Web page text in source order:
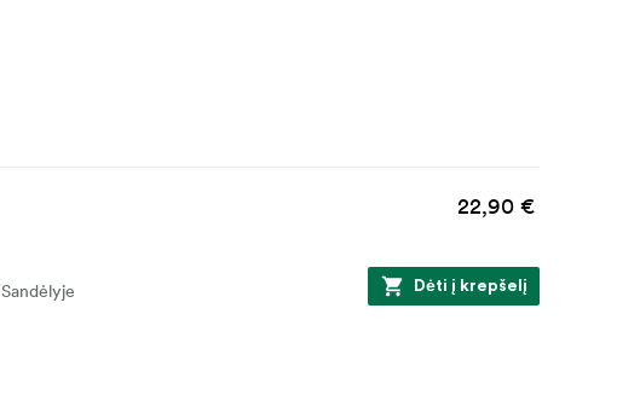
22,90 €
Sandėlyje Dėti į krepšelį